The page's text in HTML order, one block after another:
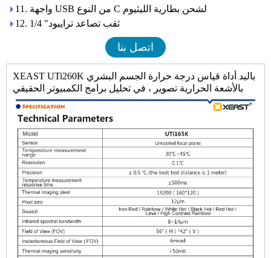
11. واجهة USB من النوع C لشحن بطارية الليثيوم
12. 1/4 "ثقب تصاعد ترايبود
اتصل بنا
XEAST UTi260K باليد أداة قياس درجة حرارة الجسم البشري
بالأشعة الحرارية تصوير ، في تحليل برامج الكمبيوتر الحقيقي